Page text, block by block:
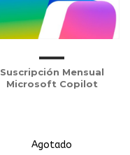
Suscripción Mensual
Microsoft Copilot
Agotado